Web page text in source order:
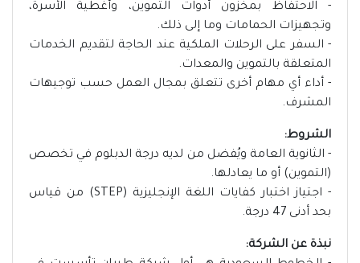
- الاحتفاظ بمخزون أدوات التموين، وأغطية الأسرة،
وتجهيزات الحمامات وما إلى ذلك.
- السفر على الرحلات الملكية عند الحاجة لتقديم الخدمات
المتعلقة بالتموين والمعدات.
- أداء أي مهام أخرى تتعلق بمجال العمل حسب توجيهات
المشرف.
الشروط:
- الثانوية العامة ويُفضل من لديه درجة الدبلوم في تخصص
(التموين) أو ما يعادلها.
- اجتياز اختبار كفايات اللغة الإنجليزية (STEP) من قياس
بحد أدنى 47 درجة.
نبذة عن الشركة: